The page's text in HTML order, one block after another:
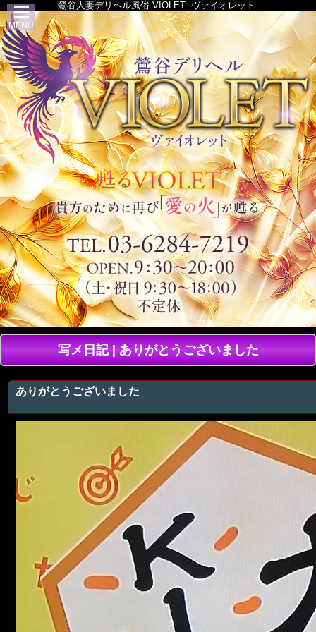
鶯谷人妻デリヘル風俗 VIOLET -ヴァイオレット-
写メ日記 | ありがとうございました
ありがとうございました
MENU